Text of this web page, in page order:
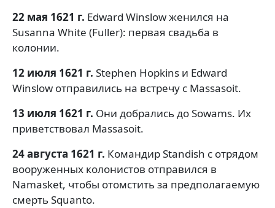
22 мая 1621 г. Edward Winslow женился на
Susanna White (Fuller): первая свадьба в
колонии.
12 июля 1621 г. Stephen Hopkins и Edward
Winslow отправились на встречу с Massasoit.
13 июля 1621 г. Они добрались до Sowams. Их
приветствовал Massasoit.
24 августа 1621 г. Командир Standish с отрядом
вооруженных колонистов отправился в
Namasket, чтобы отомстить за предполагаемую
смерть Squanto.